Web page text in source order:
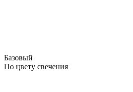
Базовый
По цвету свечения